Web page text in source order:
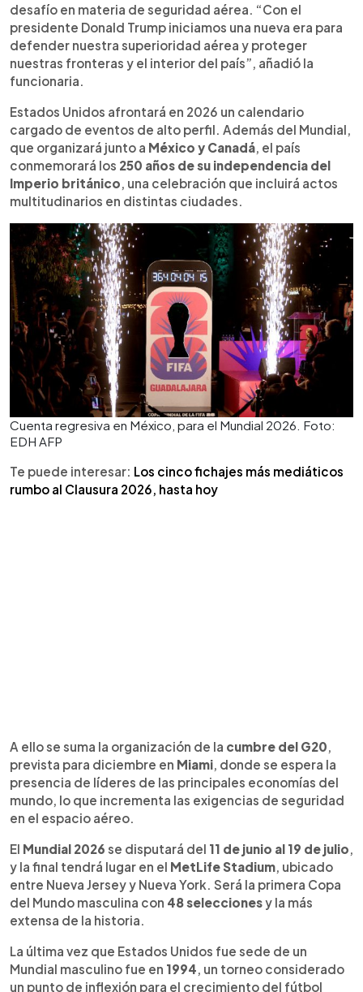
desafío en materia de seguridad aérea. “Con el
presidente Donald Trump iniciamos una nueva era para
defender nuestra superioridad aérea y proteger
nuestras fronteras y el interior del país”, añadió la
funcionaria.
Estados Unidos afrontará en 2026 un calendario
cargado de eventos de alto perfil. Además del Mundial,
que organizará junto a México y Canadá, el país
conmemorará los 250 años de su independencia del
Imperio británico, una celebración que incluirá actos
multitudinarios en distintas ciudades.
Cuenta regresiva en México, para el Mundial 2026. Foto:
EDH AFP
Te puede interesar: Los cinco fichajes más mediáticos
rumbo al Clausura 2026, hasta hoy
A ello se suma la organización de la cumbre del G20
prevista para diciembre en Miami , donde se espera la
presencia de líderes de las principales economías del
mundo, lo que incrementa las exigencias de seguridad
en el espacio aéreo.
El Mundial 2026 se disputará del 11 de junio al 19 de julio
y la final tendrá lugar en el MetLife Stadium , ubicado
entre Nueva Jersey y Nueva York. Será la primera Copa
del Mundo masculina con 48 seleccionesy la más
extensa de la historia.
La última vez que Estados Unidos fue sede de un
Mundial masculino fue en 1994 , un torneo considerado
un punto de inflexión para el crecimiento del fútbol